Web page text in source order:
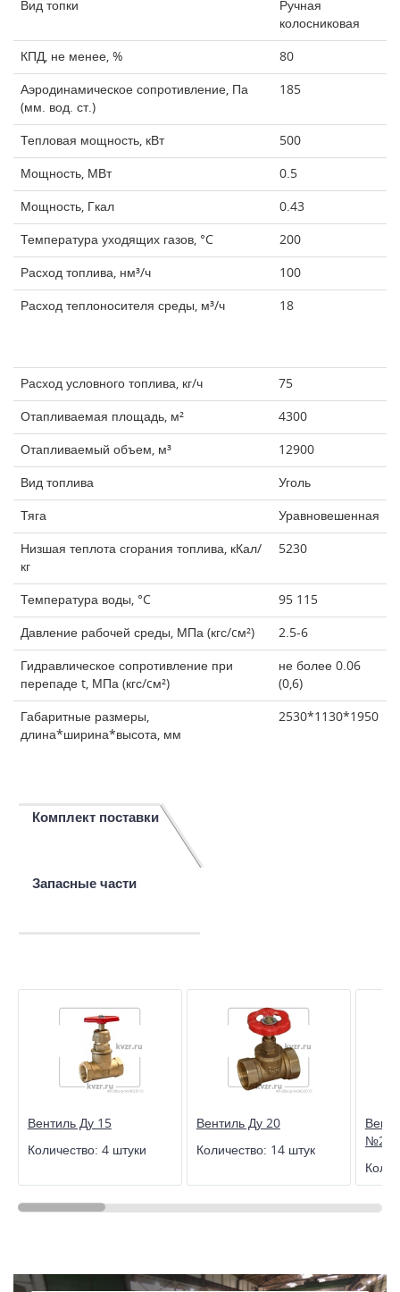
Вид топки
Ручная
колосниковая
КПД, не менее, % 80
Аэродинамическое сопротивление, Па
(мм. вод. ст.)
185
Тепловая мощность, кВт 500
Мощность, МВт 0.5
Мощность, Гкал 0.43
Температура уходящих газов, °C 200
Расход топлива, нм³/ч 100
Расход теплоносителя среды, м³/ч 18
Расход условного топлива, кг/ч 75
Отапливаемая площадь, м² 4300
Отапливаемый объем, м³ 12900
Вид топлива Уголь
Тяга Уравновешенная
Низшая теплота сгорания топлива, кКал/
кг
5230
Температура воды, °C 95 115
Давление рабочей среды, МПа (кгс/cм²) 2.5-6
Гидравлическое сопротивление при
перепаде t, МПа (кгс/cм²)
не более 0.06
(0,6)
Габаритные размеры,
длина*ширина*высота, мм
2530*1130*1950
Комплект поставки
Запасные части
Вентиль Ду 15
Количество: 4 штуки
Вентиль Ду 20
Количество: 14 штук
№2 с